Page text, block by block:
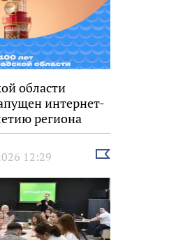
области
интернет-
региона
12:29
Выбрать